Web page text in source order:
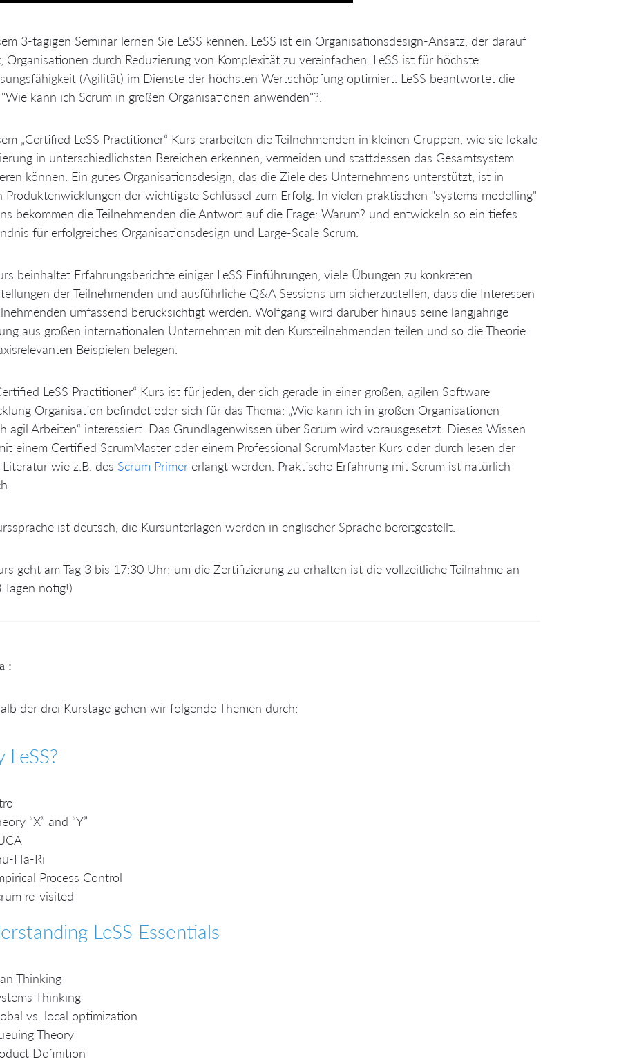
3-tägigen Seminar lernen Sie LeSS kennen. LeSS ist ein Organisationsdesign-Ansatz, der darauf
Organisationen durch Reduzierung von Komplexität zu vereinfachen. LeSS ist für höchste
(Agilität) im Dienste der höchsten Wertschöpfung optimiert. LeSS beantwortet die
"Wie kann ich Scrum in großen Organisationen anwenden"?.
„Certified LeSS Practitioner“ Kurs erarbeiten die Teilnehmenden in kleinen Gruppen, wie sie lokale
in unterschiedlichsten Bereichen erkennen, vermeiden und stattdessen das Gesamtsystem
können. Ein gutes Organisationsdesign, das die Ziele des Unternehmens unterstützt, ist in
Produktenwicklungen der wichtigste Schlüssel zum Erfolg. In vielen praktischen "systems modelling"
bekommen die Teilnehmenden die Antwort auf die Frage: Warum? und entwickeln so ein tiefes
für erfolgreiches Organisationsdesign und Large-Scale Scrum.
beinhaltet Erfahrungsberichte einiger LeSS Einführungen, viele Übungen zu konkreten
der Teilnehmenden und ausführliche Q&A Sessions um sicherzustellen, dass die Interessen
umfassend berücksichtigt werden. Wolfgang wird darüber hinaus seine langjährige
aus großen internationalen Unternehmen mit den Kursteilnehmenden teilen und so die Theorie
Beispielen belegen.
LeSS Practitioner“ Kurs ist für jeden, der sich gerade in einer großen, agilen Software
Organisation befindet oder sich für das Thema: „Wie kann ich in großen Organisationen
agil Arbeiten“ interessiert. Das Grundlagenwissen über Scrum wird vorausgesetzt. Dieses Wissen
einem Certified ScrumMaster oder einem Professional ScrumMaster Kurs oder durch lesen der
Literatur wie z.B. des Scrum Primer erlangt werden. Praktische Erfahrung mit Scrum ist natürlich
ist deutsch, die Kursunterlagen werden in englischer Sprache bereitgestellt.
geht am Tag 3 bis 17:30 Uhr; um die Zertifizierung zu erhalten ist die vollzeitliche Teilnahme an
Tagen nötig!)
:
der drei Kurstage gehen wir folgende Themen durch:
LeSS?
“X” and “Y”
Ha-Ri
Process Control
re-visited
LeSS Essentials
Thinking
Thinking
vs. local optimization
Theory
Definition